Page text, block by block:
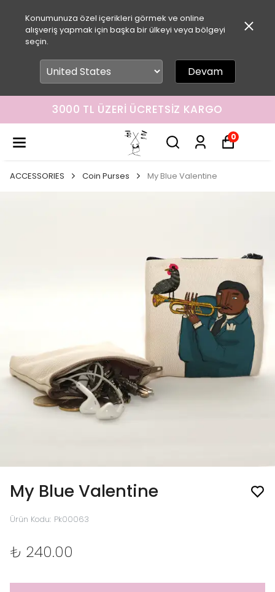
Konumunuza özel içerikleri görmek ve online
alışveriş yapmak için başka bir ülkeyi veya bölgeyi
seçin.
Devam
3000 TL ÜZERI ÜCRETSIZ KARGO
0
ACCESSORIES Coin Purses My Blue Valentine
My Blue Valentine
Ürün Kodu: Pk00063
₺ 240.00